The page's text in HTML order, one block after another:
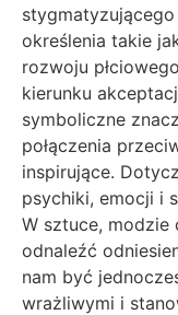
określenia takie
rozwoju
kierunku
symboliczne
połączenia
inspirujące.
psychiki, emocji i
W sztuce, modzie
odnaleźć
nam być
wrażliwymi i